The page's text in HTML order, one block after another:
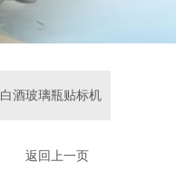
白酒玻璃瓶贴标机
返回上一页